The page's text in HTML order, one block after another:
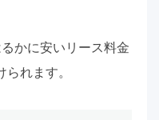
かに安いリース料金
れます。